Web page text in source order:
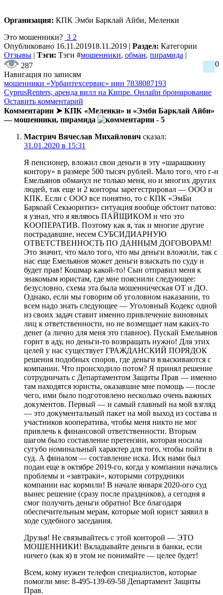
Организация: КПК Эмби Барклай Айби, Меленки
Это мошенники? 3 2
Опубликовано 16.11.201918.11.2019 | Раздел: Категории
Отзывы | Тэги: Тэги #мошенники, обман, пирамида |
287
0
Навигация по записям
мошенники «Урбантехсервис» инн 7838087193
CyprusRenters, аренда вилл на Кипре. Онлайн бронирование
Оставить комментарий
Комментарии ➤ КПК «Меленки» и «Эмби Барклай Айби»
— мошенники, пирамида
- 5
Мастрич Вячеслав Михайлович сказал:
31.01.2020 в 15:31
Я пенсионер, вложил свои деньги в эту «шарашкину
контору» в размере 500 тысяч рублей. Мало того, что г-н
Емельянов обманул не только меня, но и многих других
людей, так еще и 2 конторы зарегестрировал — ООО и
КПК. Если с ООО все понятно, то с КПК «ЭмБи
Баркоай Секьюритиз» ситуация вообще обстоит патово:
я узнал, что я являюсь ПАЙЩИКОМ и что это
КООПЕРАТИВ. Поэтому как я, так и многие другие
пострадавшие, несем СУБСИДИАРНУЮ
ОТВЕТСТВЕННОСТЬ ПО ДАННЫМ ДОГОВОРАМ!
Это значит, что мало того, что мы деньги вложили, так с
нас еще Емельянов может деньги взыскать по суду и
будет прав! Кошмар какой-то! Сын отправил меня к
знакомым юристам, где мне пояснили следующее:
безусловно, схема эта была мошенническая ОТ и ДО.
Однако, если мы говорим об уголовном наказании, то
всем надо знать следующее — Уголовный Кодекс одной
из своих задач ставит именно привлечение виновных
лиц к ответственности, но не возмещает нам каких-то
денег (а лично для меня это главное). Пускай Емельянов
горит в аду, но деньги-то возвращать нужно! Для этих
целей у нас существует ГРАЖДАНСКИЙ ПОРЯДОК
решения подобных споров, где деньги взыскиваются с
компании. Что происходило потом? Я принял решение
сотрудничать с Департаментом Защиты Прав — именно
там находятся юристы, оказавшие мне помощь — после
чего, ими было подготовлено несколько очень важных
документов. Первый — и самый главный на мой взгляд
— это документальный пакет на мой выход из состава и
участников кооператива, чтобы меня никто не мог
привлечь к финансовой ответственности. Вторым
шагом было составление претензии, которая носила
сугубо номинальный характер для того, чтобы пойти в
суд. А финалом — составление иска. Иск нами был
подан еще в октябре 2019-го, когда у компании начались
проблемы и «завтраки», которыми сотрудники
компании нас кормили! В начале января 2020-ого суд
вынес решение (сразу после праздников), а сегодня я
смог получить деньги обратно! Все благодаря
обеспечительным мерам, которые мой юрист заявил в
ходе судебного заседания.
Друзья! Не связывайтесь с этой конторой — ЭТО
МОШЕННИКИ! Вкладывайте деньги в банки, если
ничего (как я) в этом не понимайте — целее будет!
Всем, кому нужен телефон специалистов, которые
помогли мне: 8-495-139-69-58 Департамент Защиты
Прав.